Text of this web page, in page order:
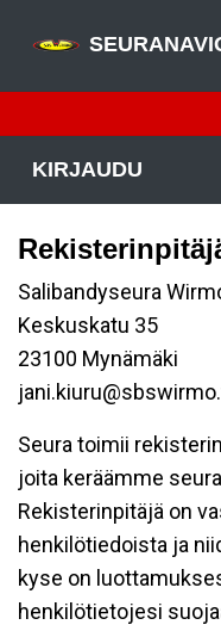
KIRJAUDU
Salibandyseura
Keskuskatu 35
23100 Mynämäki
Seura toimii
joita keräämme
Rekisterinpitäjä on
henkilötiedoista ja
kyse on
henkilötietojesi